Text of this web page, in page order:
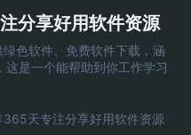
分享好用软件资源
色软件、免费软件下载，涵
是一个能帮助到你工作学习
天专注分享好用软件资源